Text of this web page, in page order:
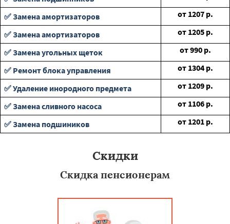
✅ Замена амортизаторов
от 1207 р.
✅ Замена амортизаторов
от 1205 р.
✅ Замена угольных щеток
от990 р.
✅ Ремонт блока управления
от 1304 р.
✅ Удаление инородного предмета
от 1209 р.
✅ Замена сливного насоса
от 1106 р.
✅ Замена подшиников
от 1201 р.
Скидки
Скидка пенсионерам